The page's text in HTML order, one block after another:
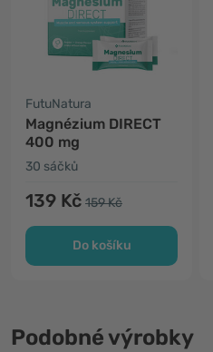
FutuNatura
Magnézium DIRECT
400 mg
30 sáčků
139 Kč 159 Kč
Do košíku
Podobné výrobky